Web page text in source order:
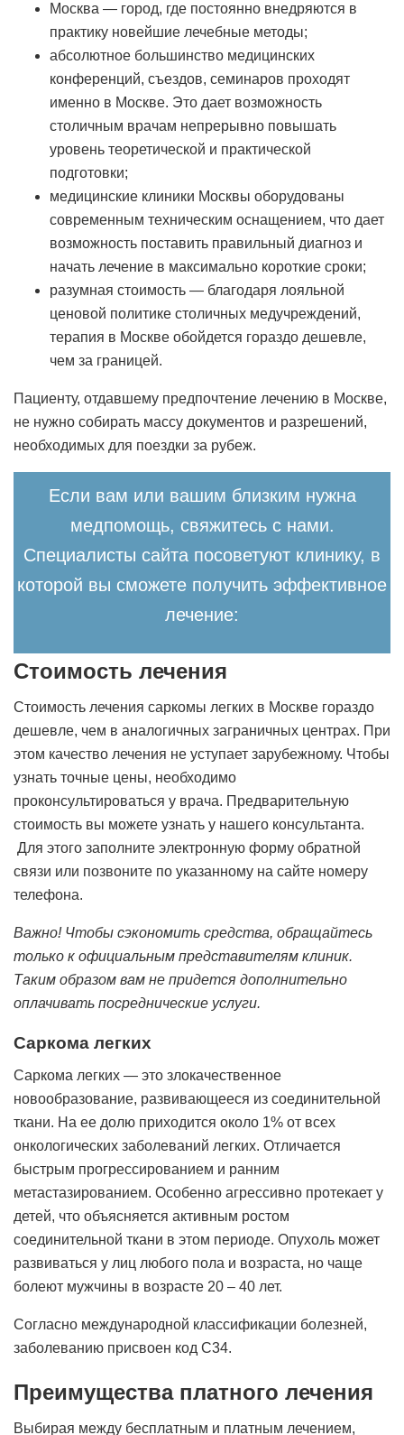
Москва — город, где постоянно внедряются в
практику новейшие лечебные методы;
абсолютное большинство медицинских
конференций, съездов, семинаров проходят
именно в Москве. Это дает возможность
столичным врачам непрерывно повышать
уровень теоретической и практической
подготовки;
медицинские клиники Москвы оборудованы
современным техническим оснащением, что дает
возможность поставить правильный диагноз и
начать лечение в максимально короткие сроки;
разумная стоимость — благодаря лояльной
ценовой политике столичных медучреждений,
терапия в Москве обойдется гораздо дешевле,
чем за границей.
Пациенту, отдавшему предпочтение лечению в Москве,
не нужно собирать массу документов и разрешений,
необходимых для поездки за рубеж.
Если вам или вашим близким нужна
медпомощь, свяжитесь с нами.
Специалисты сайта посоветуют клинику, в
которой вы сможете получить эффективное
лечение:
Стоимость лечения
Стоимость лечения саркомы легких в Москве гораздо
дешевле, чем в аналогичных заграничных центрах. При
этом качество лечения не уступает зарубежному. Чтобы
узнать точные цены, необходимо
проконсультироваться у врача. Предварительную
стоимость вы можете узнать у нашего консультанта.
Для этого заполните электронную форму обратной
связи или позвоните по указанному на сайте номеру
телефона.
Важно! Чтобы сэкономить средства, обращайтесь
только к официальным представителям клиник.
Таким образом вам не придется дополнительно
оплачивать посреднические услуги.
Саркома легких
Саркома легких — это злокачественное
новообразование, развивающееся из соединительной
ткани. На ее долю приходится около 1% от всех
онкологических заболеваний легких. Отличается
быстрым прогрессированием и ранним
метастазированием. Особенно агрессивно протекает у
детей, что объясняется активным ростом
соединительной ткани в этом периоде. Опухоль может
развиваться у лиц любого пола и возраста, но чаще
болеют мужчины в возрасте 20 – 40 лет.
Согласно международной классификации болезней,
заболеванию присвоен код С34.
Преимущества платного лечения
Выбирая между бесплатным и платным лечением,